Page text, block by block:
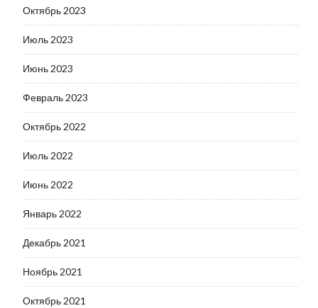
Октябрь 2023
Июль 2023
Июнь 2023
Февраль 2023
Октябрь 2022
Июль 2022
Июнь 2022
Январь 2022
Декабрь 2021
Ноябрь 2021
Октябрь 2021